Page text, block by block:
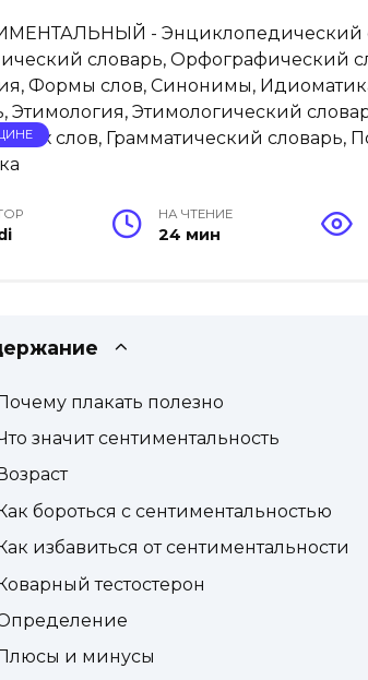
НА ЧТЕНИЕ
24 мин
плакать полезно
значит сентиментальность
Возраст
бороться с сентиментальностью
избавиться от сентиментальности
тестостерон
Плюсы и минусы